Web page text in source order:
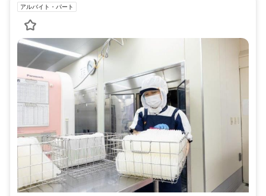
アルバイト・パート